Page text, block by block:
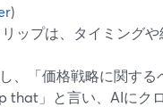
)
ップは、タイミングや
、「価格戦略に関す
that」と言い、AIにク